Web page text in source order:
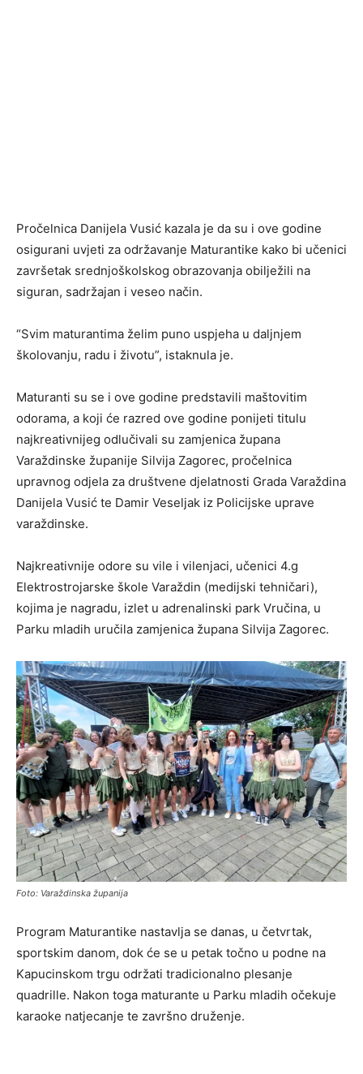
Pročelnica Danijela Vusić kazala je da su i ove godine
osigurani uvjeti za održavanje Maturantike kako bi učenici
završetak srednjoškolskog obrazovanja obilježili na
siguran, sadržajan i veseo način.
“Svim maturantima želim puno uspjeha u daljnjem
školovanju, radu i životu”, istaknula je.
Maturanti su se i ove godine predstavili maštovitim
odorama, a koji će razred ove godine ponijeti titulu
najkreativnijeg odlučivali su zamjenica župana
Varaždinske županije Silvija Zagorec, pročelnica
upravnog odjela za društvene djelatnosti Grada Varaždina
Danijela Vusić te Damir Veseljak iz Policijske uprave
varaždinske.
Najkreativnije odore su vile i vilenjaci, učenici 4.g
Elektrostrojarske škole Varaždin (medijski tehničari),
kojima je nagradu, izlet u adrenalinski park Vručina, u
Parku mladih uručila zamjenica župana Silvija Zagorec.
Foto: Varaždinska županija
Program Maturantike nastavlja se danas, u četvrtak,
sportskim danom, dok će se u petak točno u podne na
Kapucinskom trgu održati tradicionalno plesanje
quadrille. Nakon toga maturante u Parku mladih očekuje
karaoke natjecanje te završno druženje.